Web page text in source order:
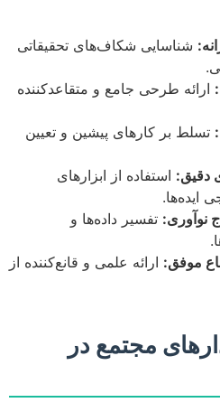
شناسایی شکاف‌های تحقیقاتی
ارائه طرحی جامع و متقاعدکننده
تسلط بر کارهای پیشین و تعیین
دقیق: استفاده از ابزارهای
ایده‌ها.
نوآوری: تفسیر داده‌ها و
موفق: ارائه علمی و قانع‌کننده از
مجتمع در